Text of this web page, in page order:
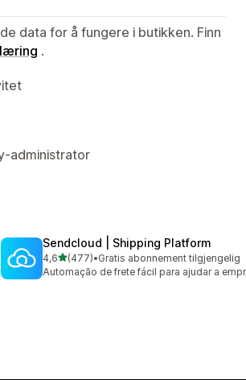
data for å fungere i butikken. Finn
.
administrator
Sendcloud | Shipping Platform
4,6av 5 stjerner
(477)
Totalt 477 omtaler
•Gratis abonnement tilgjengelig
Automação de frete fácil para ajudar a